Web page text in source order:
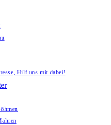
Hilf uns mit dabei!